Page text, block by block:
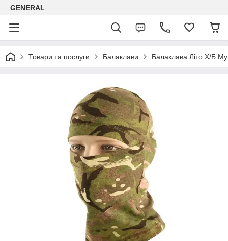
GENERAL
Товари та послуги Балаклави Балаклава Літо Х/Б